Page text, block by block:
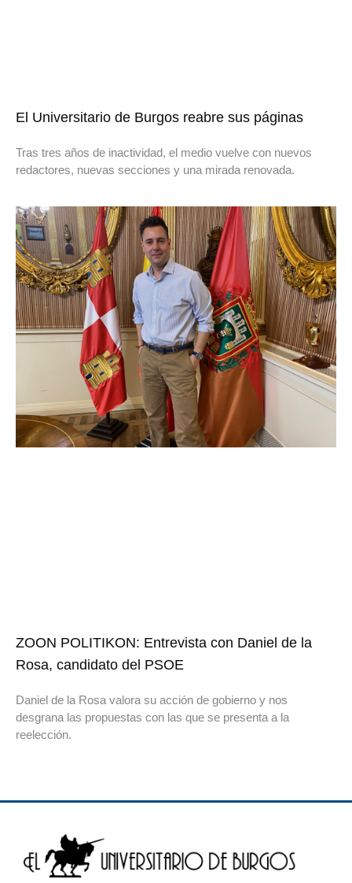
El Universitario de Burgos reabre sus páginas
Tras tres años de inactividad, el medio vuelve con nuevos
redactores, nuevas secciones y una mirada renovada.
ZOON POLITIKON: Entrevista con Daniel de la
Rosa, candidato del PSOE
Daniel de la Rosa valora su acción de gobierno y nos
desgrana las propuestas con las que se presenta a la
reelección.